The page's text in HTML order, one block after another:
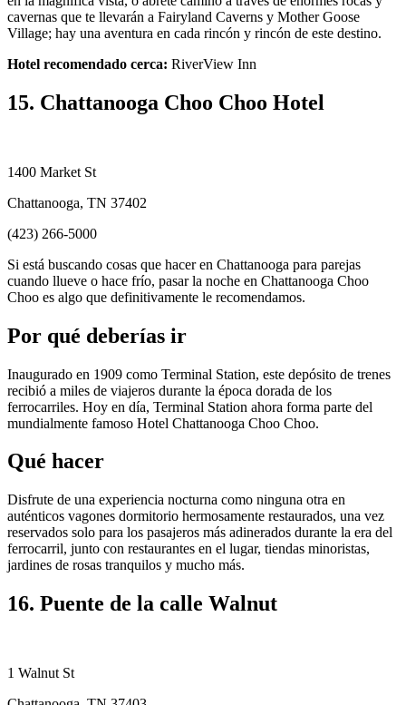
cavernas que te llevarán a Fairyland Caverns y Mother Goose
Village; hay una aventura en cada rincón y rincón de este destino.
Hotel recomendado cerca: RiverView Inn
15. Chattanooga Choo Choo Hotel
1400 Market St
Chattanooga, TN 37402
(423) 266-5000
Si está buscando cosas que hacer en Chattanooga para parejas
cuando llueve o hace frío, pasar la noche en Chattanooga Choo
Choo es algo que definitivamente le recomendamos.
Por qué deberías ir
Inaugurado en 1909 como Terminal Station, este depósito de trenes
recibió a miles de viajeros durante la época dorada de los
ferrocarriles. Hoy en día, Terminal Station ahora forma parte del
mundialmente famoso Hotel Chattanooga Choo Choo.
Qué hacer
Disfrute de una experiencia nocturna como ninguna otra en
auténticos vagones dormitorio hermosamente restaurados, una vez
reservados solo para los pasajeros más adinerados durante la era del
ferrocarril, junto con restaurantes en el lugar, tiendas minoristas,
jardines de rosas tranquilos y mucho más.
16. Puente de la calle Walnut
1 Walnut St